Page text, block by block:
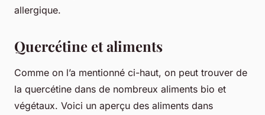
allergique.
Quercétine et aliments
Comme on l’a mentionné ci-haut, on peut trouver de
la quercétine dans de nombreux aliments bio et
végétaux. Voici un aperçu des aliments dans